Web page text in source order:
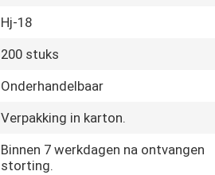
Hj-18
200 stuks
Onderhandelbaar
Verpakking in karton.
Binnen 7 werkdagen na ontvangen
storting.